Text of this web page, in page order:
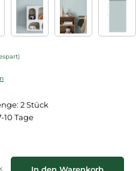
2 Stück
10 Tage
Wert ein oder benutze die